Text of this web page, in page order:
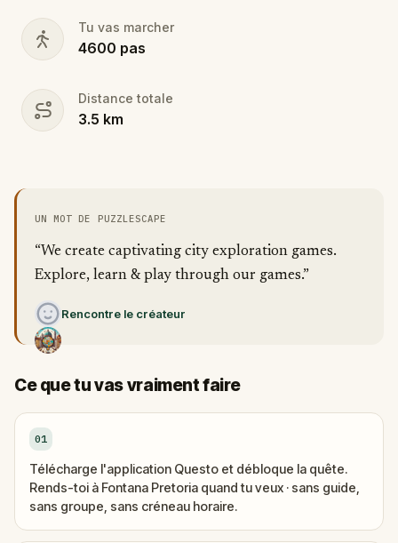
Tu vas marcher
4600 pas
Distance totale
3.5 km
UN MOT DE PUZZLESCAPE
“We create captivating city exploration games.
Explore, learn & play through our games.”
Rencontre le créateur
Ce que tu vas vraiment faire
01
Télécharge l'application Questo et débloque la quête.
Rends-toi à Fontana Pretoria quand tu veux · sans guide,
sans groupe, sans créneau horaire.